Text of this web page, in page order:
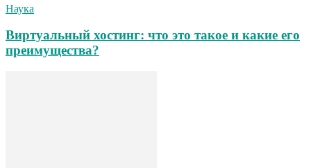
Наука
Виртуальный хостинг: что это такое и какие его
преимущества?